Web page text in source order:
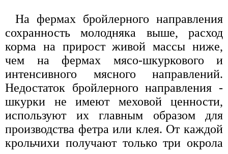
На фермах бройлерного направления
сохранность молодняка выше, расход
корма на прирост живой массы ниже,
чем на фермах мясо-шкуркового и
интенсивного мясного направлений.
Недостаток бройлерного направления -
шкурки не имеют меховой ценности,
используют их главным образом для
производства фетра или клея. От каждой
крольчихи получают только три окрола